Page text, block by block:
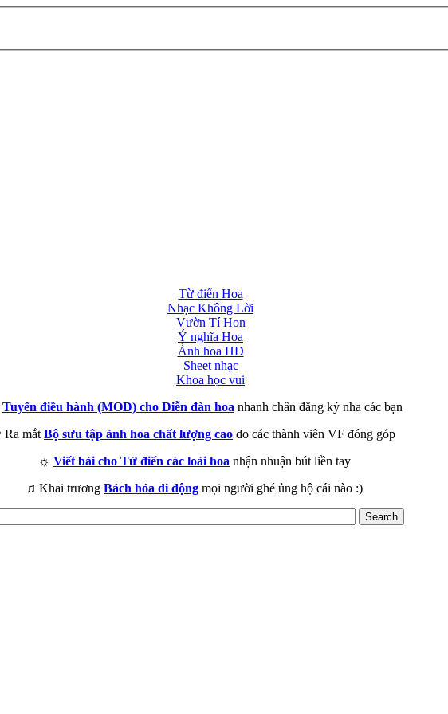
Từ điển Hoa
Nhạc Không Lời
Vườn Tí Hon
Ý nghĩa Hoa
Ảnh hoa HD
Sheet nhạc
Khoa học vui
Tuyển điều hành (MOD) cho Diễn đàn hoa nhanh chân đăng ký nha các bạn
Ra mắt Bộ sưu tập ảnh hoa chất lượng cao do các thành viên VF đóng góp
☼ Viết bài cho Từ điển các loài hoa nhận nhuận bút liền tay
♫ Khai trương Bách hóa di động mọi người ghé ủng hộ cái nào :)